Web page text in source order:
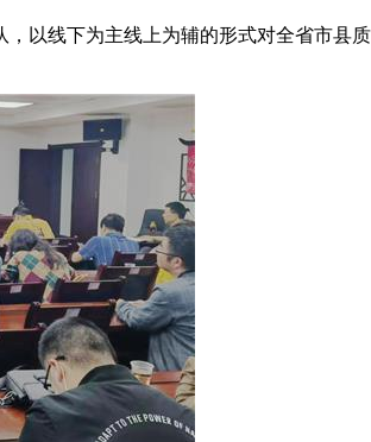
以线下为主线上为辅的形式对全省市县